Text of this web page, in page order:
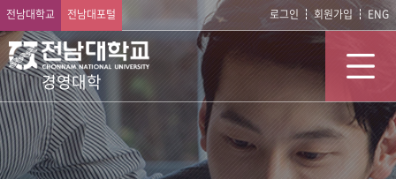
전남대학교 전남대포털 로그인 회원가입 ENG
경영대학